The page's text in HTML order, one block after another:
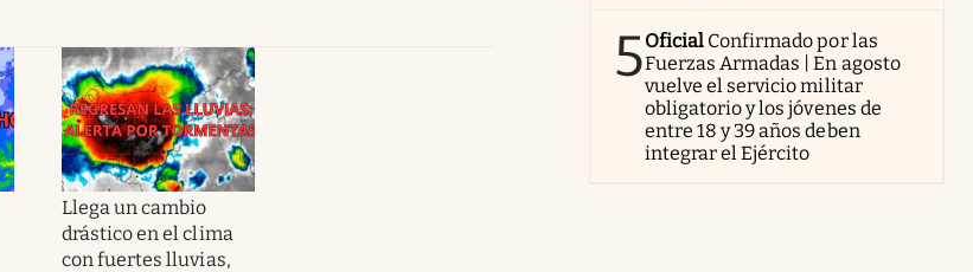
Llega un cambio
drástico en el clima
con fuertes lluvias,
5Oficial Confirmado por las
Fuerzas Armadas | En agosto
vuelve el servicio militar
obligatorio y los jóvenes de
entre 18 y 39 años deben
integrar el Ejército